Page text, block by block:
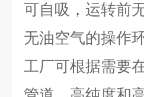
可自吸，运转前
无油空气的操作
工厂可根据需要